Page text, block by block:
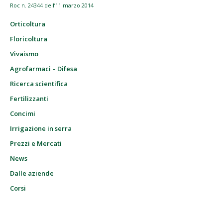
Roc n. 24344 dell’11 marzo 2014
Orticoltura
Floricoltura
Vivaismo
Agrofarmaci – Difesa
Ricerca scientifica
Fertilizzanti
Concimi
Irrigazione in serra
Prezzi e Mercati
News
Dalle aziende
Corsi